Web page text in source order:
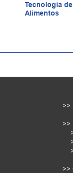
Tecnologia de
Alimentos
>>
>>
>>